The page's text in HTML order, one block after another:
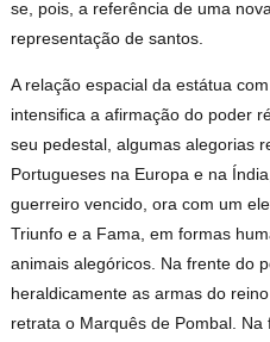
se, pois, a referência de uma
representação de santos.
A relação espacial da estátua
intensifica a afirmação do poder
seu pedestal, algumas alegorias
Portugueses na Europa e na
guerreiro vencido, ora com um
Triunfo e a Fama, em formas
animais alegóricos. Na frente do
heraldicamente as armas do
retrata o Marquês de Pombal.